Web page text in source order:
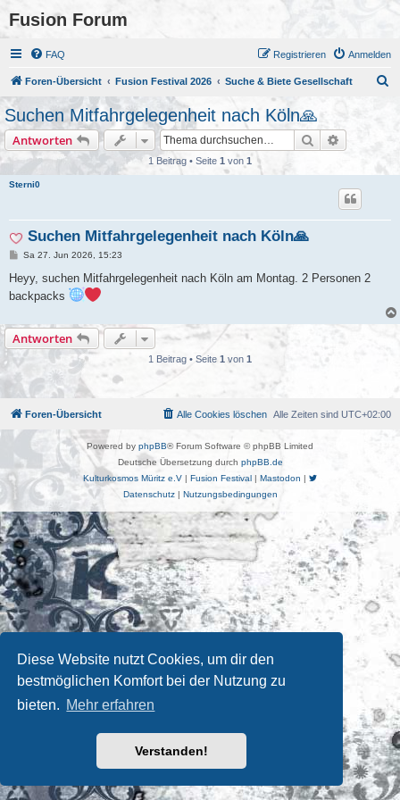
Diese Website nutzt Cookies, um dir den
bestmöglichen Komfort bei der Nutzung zu
bieten. Mehr erfahren
Verstanden!
Fusion Forum
FAQ Anmelden
Registrieren
Foren-Übersicht Fusion Festival 2026 Suche & Biete Gesellschaft
Suchen Mitfahrgelegenheit nach Köln🙏
Antworten Suche
1 Beitrag • Seite 1 von 1
Sterni0
Suchen Mitfahrgelegenheit nach Köln🙏
B
i
r
Sa 27. Jun 2026, 15:23
Heyy, suchen Mitfahrgelegenheit nach Köln am Montag. 2 Personen 2
backpacks
Antworten
1 Beitrag • Seite 1 von 1
Foren-Übersicht Alle Zeiten sind UTC+02:00
Alle Cookies löschen
Powered by phpBB® Forum Software © phpBB Limited
Deutsche Übersetzung durch phpBB.de
Kulturkosmos Müritz e.V | Fusion Festival | Mastodon |
Datenschutz| Nutzungsbedingungen